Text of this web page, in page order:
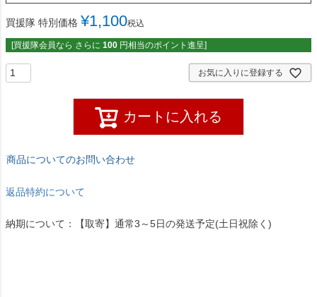
買援隊 特別価格 ¥1,100税込
[買援隊会員なら さらに 100 円相当のポイント進呈]
お気に入りに登録する
カートに入れる
商品についてのお問い合わせ
返品特約について
納期について：【取寄】通常3～5日の発送予定(土日祝除く)